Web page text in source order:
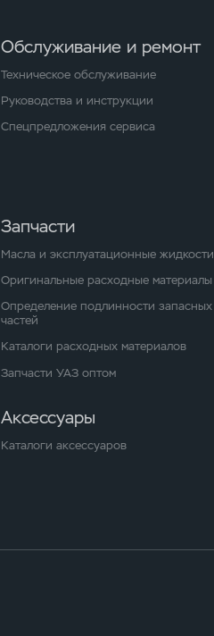
Обслуживание и ремонт
Техническое обслуживание
Руководства и инструкции
Спецпредложения сервиса
Запчасти
Масла и эксплуатационные жидкости
Оригинальные расходные материалы
Определение подлинности запасных
частей
Каталоги расходных материалов
Запчасти УАЗ оптом
Аксессуары
Каталоги аксессуаров